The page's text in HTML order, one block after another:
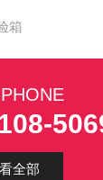
箱
全部